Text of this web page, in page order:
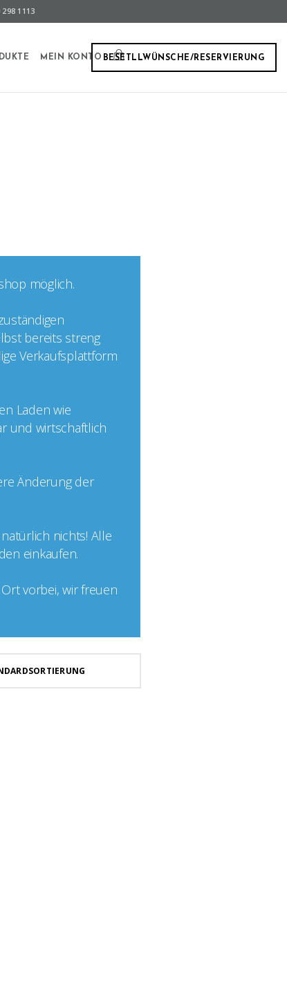
1113
BESETLLWÜNSCHE/RESERVIERUNG
MEIN KONTO
möglich.
bereits streng
Verkaufsplattform
Laden wie
und wirtschaftlich
Änderung der
nichts! Alle
einkaufen.
vorbei, wir freuen